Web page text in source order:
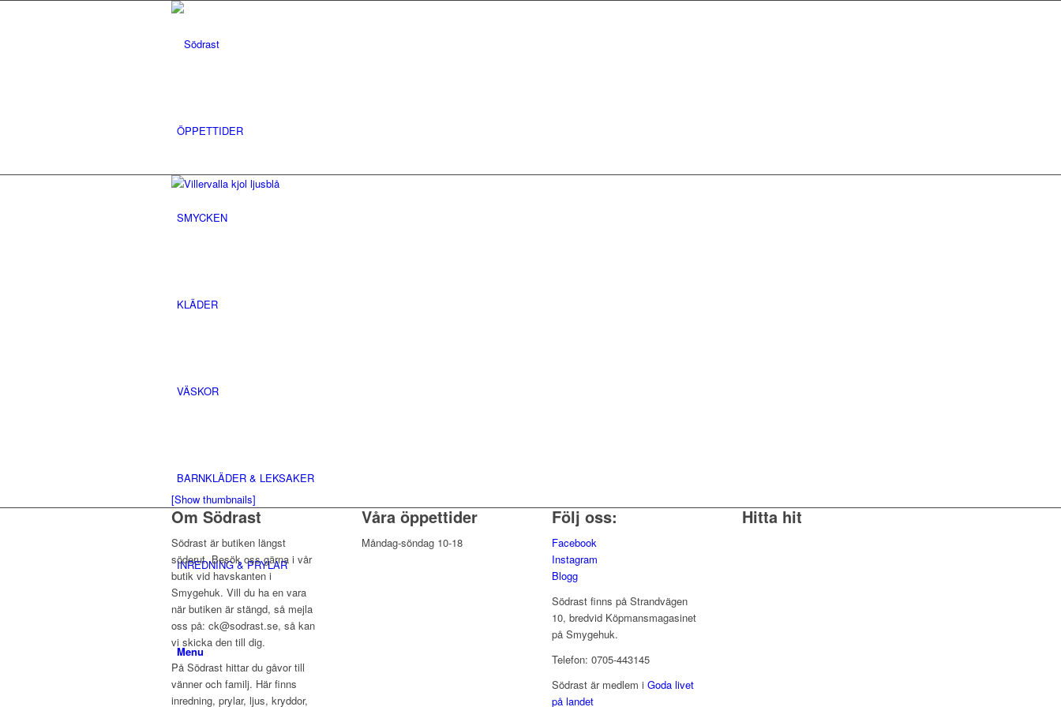
ÖPPETTIDER
SMYCKEN
KLÄDER
VÄSKOR
BARNKLÄDER & LEKSAKER
INREDNING & PRYLAR
Menu
[Show thumbnails]
Om Södrast
Södrast är butiken längst
söderut. Besök oss gärna i vår
butik vid havskanten i
Smygehuk. Vill du ha en vara
när butiken är stängd, så mejla
oss på: ck@sodrast.se, så kan
vi skicka den till dig.
På Södrast hittar du gåvor till
vänner och familj. Här finns
inredning, prylar, ljus, kryddor,
Våra öppettider
Måndag-söndag 10-18
Följ oss:
Facebook
Instagram
Blogg
Södrast finns på Strandvägen
10, bredvid Köpmansmagasinet
på Smygehuk.
Telefon: 0705-443145
Södrast är medlem iGoda livet
på landet
Hitta hit